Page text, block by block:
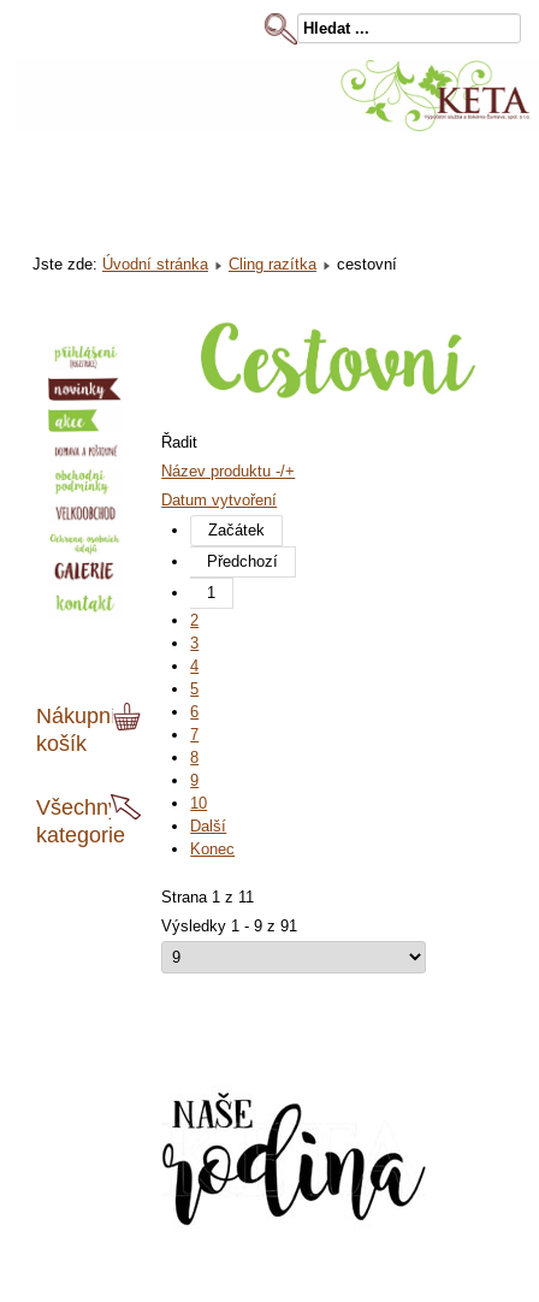
Jste zde: Úvodní stránka Cling razítka cestovní
Nákupní
košík
Všechny
kategorie
Řadit
Název produktu -/+
Datum vytvoření
Začátek
Předchozí
1
2
3
4
5
6
7
8
9
10
Další
Konec
Strana 1 z 11
Výsledky 1 - 9 z 91